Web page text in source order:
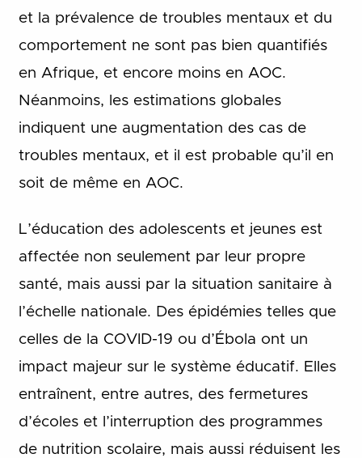
et la prévalence de troubles mentaux et du
comportement ne sont pas bien quantifiés
en Afrique, et encore moins en AOC.
Néanmoins, les estimations globales
indiquent une augmentation des cas de
troubles mentaux, et il est probable qu’il en
soit de même en AOC.
L’éducation des adolescents et jeunes est
affectée non seulement par leur propre
santé, mais aussi par la situation sanitaire à
l’échelle nationale. Des épidémies telles que
celles de la COVID-19 ou d’Ébola ont un
impact majeur sur le système éducatif. Elles
entraînent, entre autres, des fermetures
d’écoles et l’interruption des programmes
de nutrition scolaire, mais aussi réduisent les